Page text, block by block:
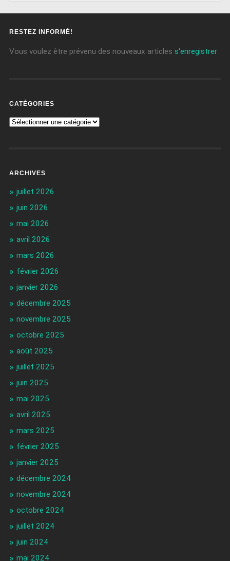
RESTEZ INFORMÉ!
Vous voulez être prévenu des nouveaux articles s'enregistrer
CATÉGORIES
ARCHIVES
juillet 2026
juin 2026
mai 2026
avril 2026
mars 2026
février 2026
janvier 2026
décembre 2025
novembre 2025
octobre 2025
août 2025
juillet 2025
juin 2025
mai 2025
avril 2025
mars 2025
février 2025
janvier 2025
décembre 2024
novembre 2024
octobre 2024
juillet 2024
juin 2024
mai 2024